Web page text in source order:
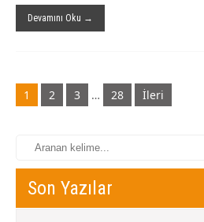
Devamını Oku →
Gönderi
navigasyonu
1 2 3 … 28 İleri
Son Yazılar